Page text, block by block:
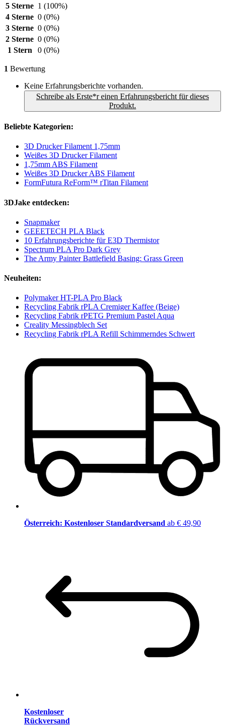
5 Sterne 1 (100%)
4 Sterne 0 (0%)
3 Sterne 0 (0%)
2 Sterne 0 (0%)
1 Stern
0 (0%)
1 Bewertung
Keine Erfahrungsberichte vorhanden.
Schreibe als Erste*r einen Erfahrungsbericht für dieses
Produkt.
Beliebte Kategorien:
3D Drucker Filament 1,75mm
Weißes 3D Drucker Filament
1,75mm ABS Filament
Weißes 3D Drucker ABS Filament
FormFutura ReForm™ rTitan Filament
3DJake entdecken:
Snapmaker
GEEETECH PLA Black
10 Erfahrungsberichte für E3D Thermistor
Spectrum PLA Pro Dark Grey
The Army Painter Battlefield Basing: Grass Green
Neuheiten:
Polymaker HT-PLA Pro Black
Recycling Fabrik rPLA Cremiger Kaffee (Beige)
Recycling Fabrik rPETG Premium Pastel Aqua
Creality Messingblech Set
Recycling Fabrik rPLA Refill Schimmerndes Schwert
Österreich: Kostenloser Standardversand ab € 49,90
Kostenloser
Rückversand